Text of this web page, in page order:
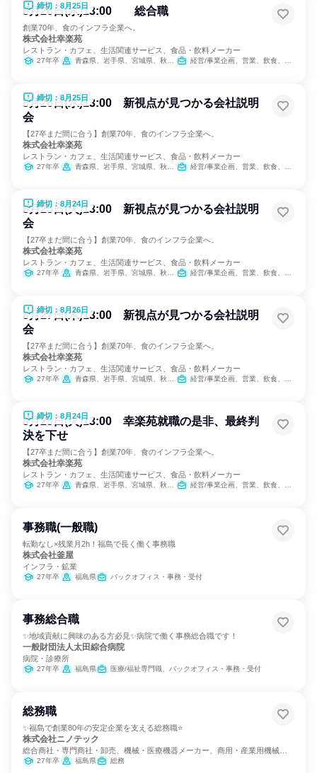
締切：8月25日
8月26日(水)13:00 総合職
創業70年、食のインフラ企業へ。
株式会社幸楽苑
レストラン・カフェ、生活関連サービス、食品・飲料メーカー
27年卒 青森県、岩手県、宮城県、秋田県、山形県、福島県、茨城県、栃木県、群馬県、埼玉県、千葉県、東京都、神奈川県、新潟県、山梨県、長野県、静岡県 経営/事業企画、営業、飲食、小売販売/流通、製造・生産工程、SCM/生産管理/購買/物流、人事、広報/IR、商品企画、マーケティング・広告・宣伝、カスタマーサクセス
締切：8月25日
8月26日(水)13:00 新視点が見つかる会社説明
会
【27卒まだ間に合う】創業70年、食のインフラ企業へ。
株式会社幸楽苑
レストラン・カフェ、生活関連サービス、食品・飲料メーカー
27年卒 青森県、岩手県、宮城県、秋田県、山形県、福島県、茨城県、栃木県、群馬県、埼玉県、千葉県、東京都、神奈川県、新潟県、山梨県、長野県、静岡県 経営/事業企画、営業、飲食、小売販売/流通、製造・生産工程、SCM/生産管理/購買/物流、人事、広報/IR、商品企画、マーケティング・広告・宣伝、カスタマーサクセス
締切：8月24日
8月25日(火)13:00 新視点が見つかる会社説明
会
【27卒まだ間に合う】創業70年、食のインフラ企業へ。
株式会社幸楽苑
レストラン・カフェ、生活関連サービス、食品・飲料メーカー
27年卒 青森県、岩手県、宮城県、秋田県、山形県、福島県、茨城県、栃木県、群馬県、埼玉県、千葉県、東京都、神奈川県、新潟県、山梨県、長野県、静岡県 経営/事業企画、営業、飲食、小売販売/流通、製造・生産工程、SCM/生産管理/購買/物流、人事、広報/IR、商品企画、マーケティング・広告・宣伝、カスタマーサクセス
締切：8月26日
8月27日(木)13:00 新視点が見つかる会社説明
会
【27卒まだ間に合う】創業70年、食のインフラ企業へ。
株式会社幸楽苑
レストラン・カフェ、生活関連サービス、食品・飲料メーカー
27年卒 青森県、岩手県、宮城県、秋田県、山形県、福島県、茨城県、栃木県、群馬県、埼玉県、千葉県、東京都、神奈川県、新潟県、山梨県、長野県、静岡県 経営/事業企画、営業、飲食、小売販売/流通、製造・生産工程、SCM/生産管理/購買/物流、人事、広報/IR、商品企画、マーケティング・広告・宣伝、カスタマーサクセス
締切：8月24日
8月25日(火)13:00 幸楽苑就職の是非、最終判
決を下せ
【27卒まだ間に合う】創業70年、食のインフラ企業へ。
株式会社幸楽苑
レストラン・カフェ、生活関連サービス、食品・飲料メーカー
27年卒 青森県、岩手県、宮城県、秋田県、山形県、福島県、茨城県、栃木県、群馬県、埼玉県、千葉県、東京都、神奈川県、新潟県、山梨県、長野県、静岡県 経営/事業企画、営業、飲食、小売販売/流通、製造・生産工程、SCM/生産管理/購買/物流、人事、広報/IR、商品企画、マーケティング・広告・宣伝、カスタマーサクセス
事務職(一般職)
転勤なし×残業月2h！福島で長く働く事務職
株式会社釜屋
インフラ・鉱業
27年卒 福島県 バックオフィス・事務・受付
事務総合職
✨地域貢献に興味のある方必見✨病院で働く事務総合職です！
一般財団法人太田綜合病院
病院・診療所
27年卒 福島県 医療/福祉専門職、バックオフィス・事務・受付
総務職
✨福島で創業80年の安定企業を支える総務職⭐
株式会社ニノテック
総合商社・専門商社・卸売、機械・医療機器メーカー、商用・産業用機械サ
ービス27年卒 福島県 総務